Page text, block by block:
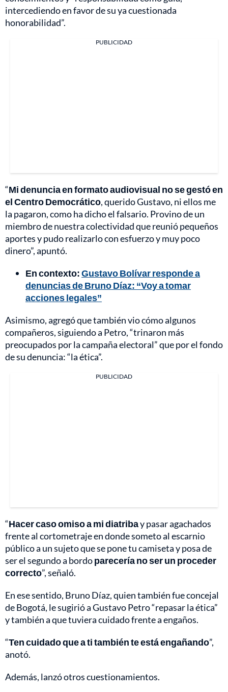
intercediendo en favor de su ya cuestionada
honorabilidad”.
PUBLICIDAD
“Mi denuncia en formato audiovisual no se gestó en
el Centro Democrático, querido Gustavo, ni ellos me
la pagaron, como ha dicho el falsario. Provino de un
miembro de nuestra colectividad que reunió pequeños
aportes y pudo realizarlo con esfuerzo y muy poco
dinero”, apuntó.
En contexto:Gustavo Bolívar responde a
denuncias de Bruno Díaz: “Voy a tomar
acciones legales”
Asimismo, agregó que también vio cómo algunos
compañeros, siguiendo a Petro, “trinaron más
preocupados por la campaña electoral” que por el fondo
de su denuncia: “la ética”.
PUBLICIDAD
“Hacer caso omiso a mi diatribay pasar agachados
frente al cortometraje en donde someto al escarnio
público a un sujeto que se pone tu camiseta y posa de
ser el segundo a bordoparecería no ser un proceder
correcto”, señaló.
En ese sentido, Bruno Díaz, quien también fue concejal
de Bogotá, le sugirió a Gustavo Petro “repasar la ética”
y también a que tuviera cuidado frente a engaños.
“Ten cuidado que a ti también te está engañando”,
anotó.
Además, lanzó otros cuestionamientos.